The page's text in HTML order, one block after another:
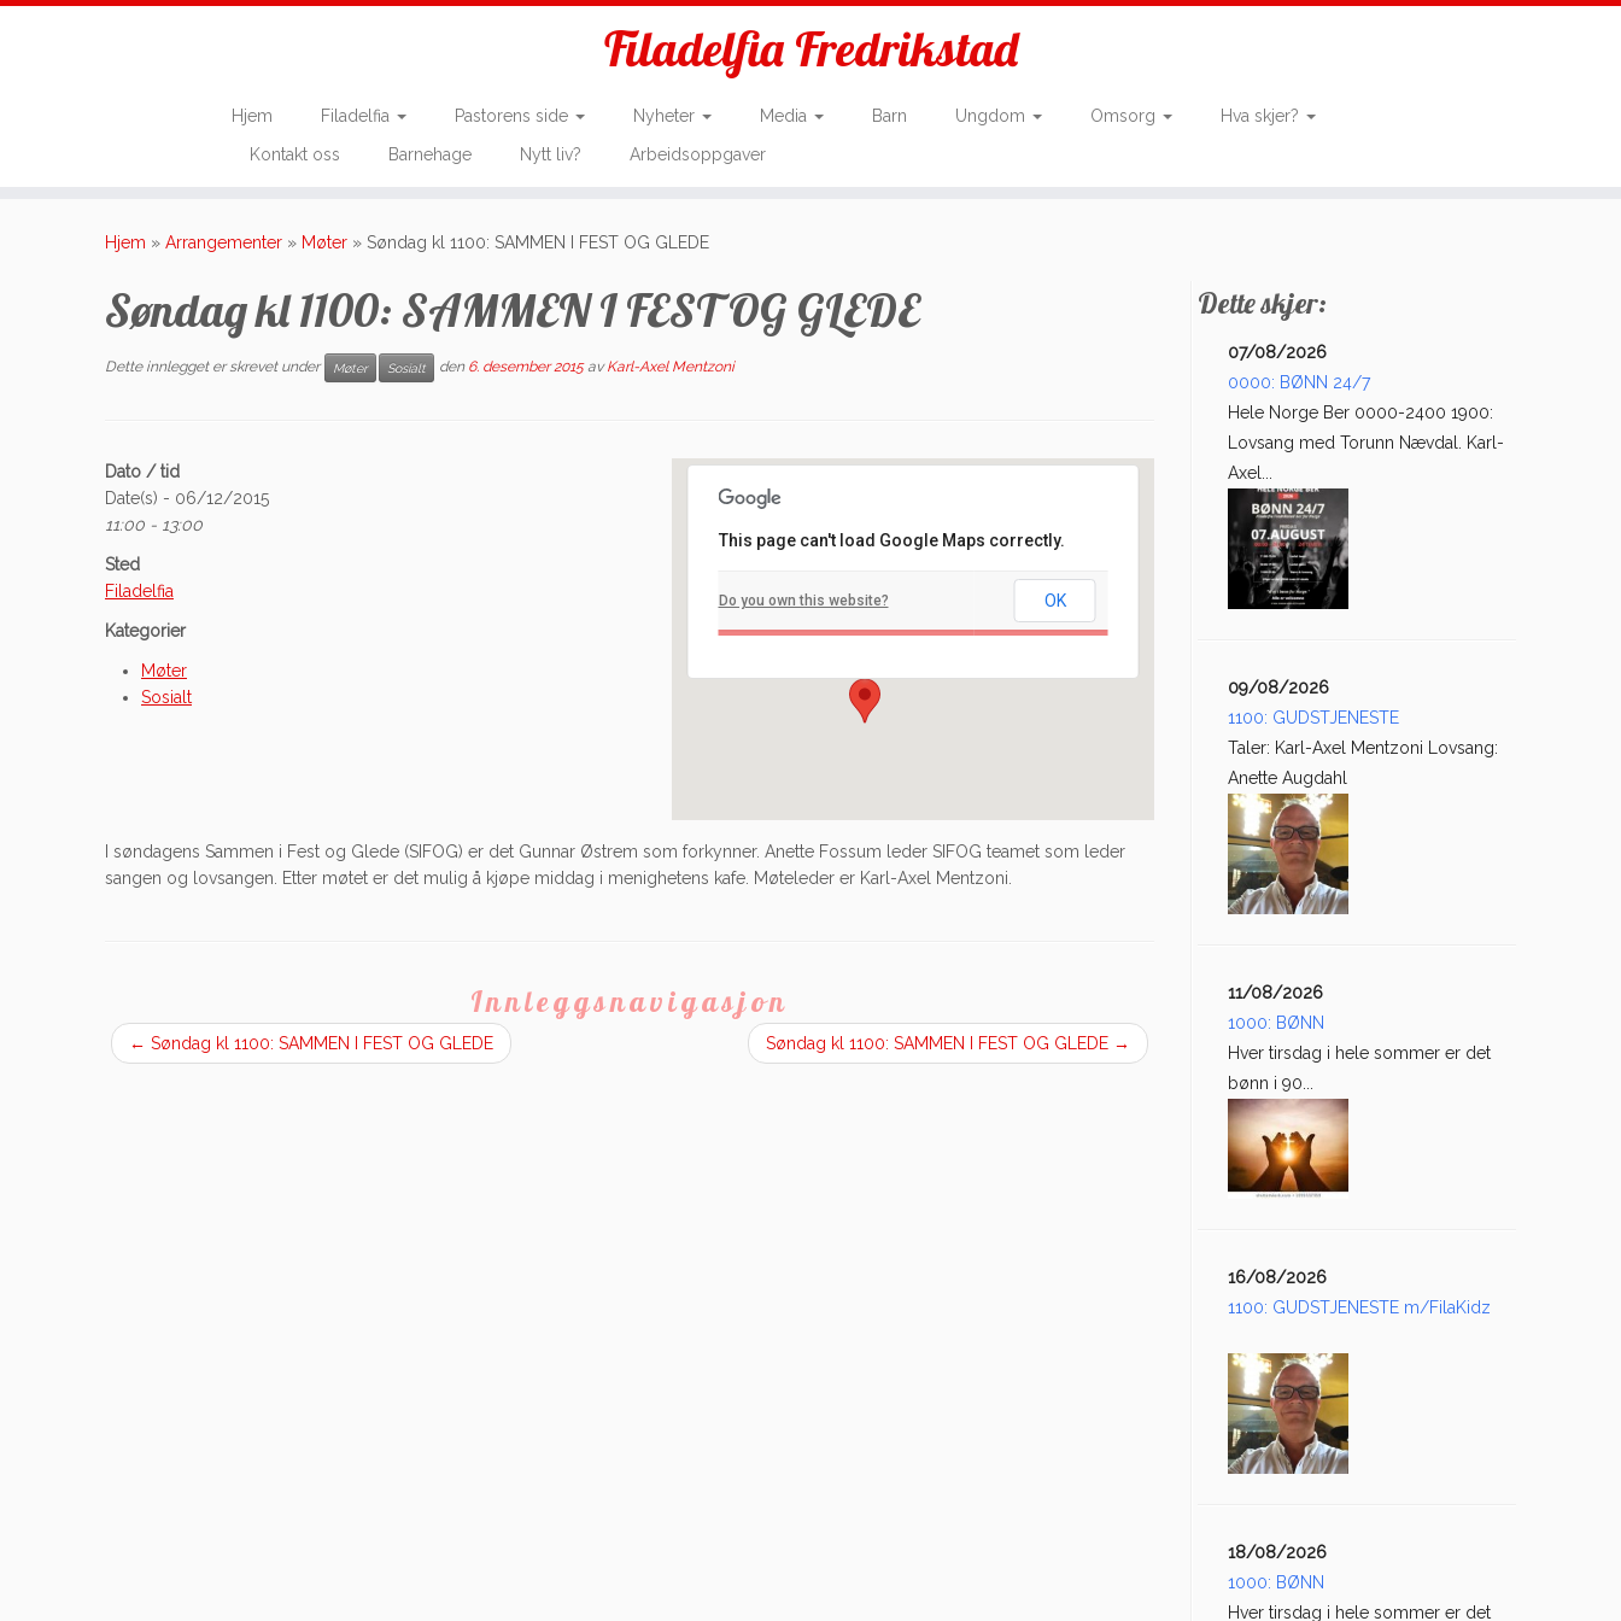
Filadelfia Fredrikstad
Hjem Filadelfia Pastorens side Nyheter Media Barn Ungdom Omsorg
Hva skjer?
Kontakt oss
Barnehage Nytt liv? Arbeidsoppgaver
Hjem » Arrangementer » Møter » Søndag kl 1100: SAMMEN I FEST OG GLEDE
Søndag kl 1100: SAMMEN I FEST OG GLEDE
Dette innlegget er skrevet under Møter Sosialt den 6. desember 2015 avKarl-Axel Mentzoni
Arrangement
This page can't load Google Maps correctly.
Do you own this website? OK
Dato / tid
Date(s) - 06/12/2015
11:00 - 13:00
Sted
Filadelfia
Kategorier
Møter
Sosialt
I søndagens Sammen i Fest og Glede (SIFOG) er det Gunnar Østrem som forkynner. Anette Fossum leder SIFOG teamet som leder
sangen og lovsangen. Etter møtet er det mulig å kjøpe middag i menighetens kafe. Møteleder er Karl-Axel Mentzoni.
Innleggsnavigasjon
← Søndag kl 1100: SAMMEN I FEST OG GLEDE Søndag kl 1100: SAMMEN I FEST OG GLEDE →
Dette skjer:
07/08/2026
0000: BØNN 24/7
Hele Norge Ber 0000-2400 1900:
Lovsang med Torunn Nævdal. Karl-
Axel...
09/08/2026
1100: GUDSTJENESTE
Taler: Karl-Axel Mentzoni Lovsang:
Anette Augdahl
11/08/2026
1000: BØNN
Hver tirsdag i hele sommer er det
bønn i 90...
16/08/2026
1100: GUDSTJENESTE m/FilaKidz
18/08/2026
1000: BØNN
Hver tirsdag i hele sommer er det